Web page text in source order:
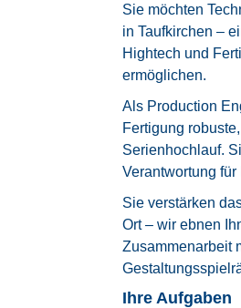
Sie möchten
in Taufkirchen –
Hightech und
ermöglichen.
Als Production
Fertigung
Serienhochlauf.
Verantwortung
Sie verstärken
Ort – wir ebnen
Zusammenarbeit
Ihre Aufgaben